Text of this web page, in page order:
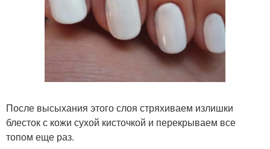
После высыхания этого слоя стряхиваем излишки
блесток с кожи сухой кисточкой и перекрываем все
топом еще раз.